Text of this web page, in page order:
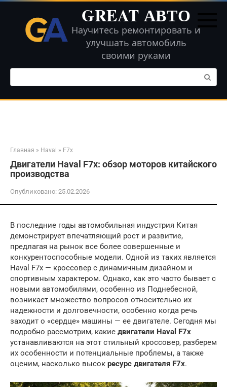
Перейти
контенту
GREAT АВТО
Научитесь ремонтировать и
улучшать автомобиль
своими руками
Поиск:
Главная » Haval » F7x
Двигатели Haval F7x: обзор моторов китайского
производства
Опубликовано: 25.02.2026
В последние годы автомобильная индустрия Китая
демонстрирует впечатляющий рост и развитие,
предлагая на рынок все более совершенные и
конкурентоспособные модели. Одной из таких является
Haval F7x — кроссовер с динамичным дизайном и
спортивным характером. Однако, как это часто бывает с
новыми автомобилями, особенно из Поднебесной,
возникает множество вопросов относительно их
надежности и долговечности, особенно когда речь
заходит о «сердце» машины — ее двигателе. Сегодня мы
подробно рассмотрим, какие двигатели Haval F7x
устанавливаются на этот стильный кроссовер, разберем
их особенности и потенциальные проблемы, а также
оценим, насколько высок ресурс двигателя F7x.